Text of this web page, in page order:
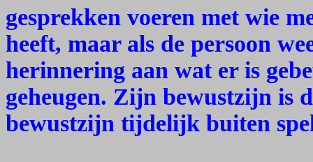
gesprekken voeren met wie
heeft, maar als de persoon
herinnering aan wat er is
geheugen. Zijn bewustzijn is
bewustzijn tijdelijk buiten